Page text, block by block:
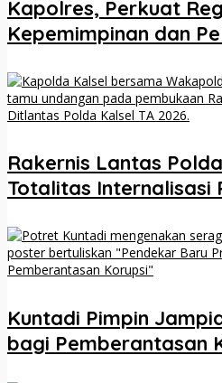
Kapolres, Perkuat
Kepemimpinan dan
Rakernis Lantas
Totalitas Internalisasi
Kuntadi Pimpin
bagi Pemberantasan